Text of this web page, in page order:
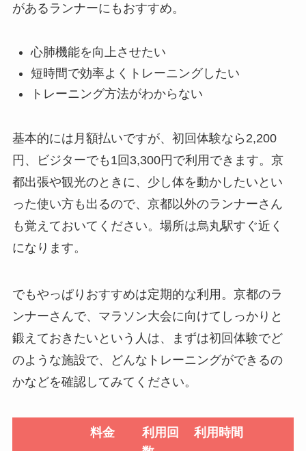
があるランナーにもおすすめ。
心肺機能を向上させたい
短時間で効率よくトレーニングしたい
トレーニング方法がわからない
基本的には月額払いですが、初回体験なら2,200
円、ビジターでも1回3,300円で利用できます。京
都出張や観光のときに、少し体を動かしたいとい
った使い方も出るので、京都以外のランナーさん
も覚えておいてください。場所は烏丸駅すぐ近く
になります。
でもやっぱりおすすめは定期的な利用。京都のラ
ンナーさんで、マラソン大会に向けてしっかりと
鍛えておきたいという人は、まずは初回体験でど
のような施設で、どんなトレーニングができるの
かなどを確認してみてください。
料金
利用回
利用時間